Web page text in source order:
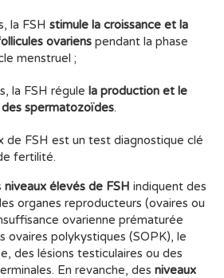
la FSH stimule la croissance et la
ovariens pendant la phase
menstruel ;
la FSH régule la production et le
spermatozoïdes.
de FSH est un test diagnostique clé
fertilité.
niveaux élevés de FSH indiquent des
organes reproducteurs (ovaires ou
ovarienne prématurée
ovaires polykystiques (SOPK), le
des lésions testiculaires ou des
En revanche, des niveaux